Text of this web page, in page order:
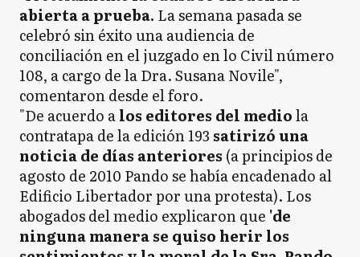
abierta a prueba. La semana pasada se
celebró sin éxito una audiencia de
conciliación en el juzgado en lo Civil número
108, a cargo de la Dra. Susana Novile",
comentaron desde el foro.
"De acuerdo alos editores del mediola
contratapa de la edición 193 satirizó una
noticia de días anteriores (a principios de
agosto de 2010 Pando se había encadenado al
Edificio Libertador por una protesta). Los
abogados del medio explicaron que 'de
ninguna manera se quiso herir los